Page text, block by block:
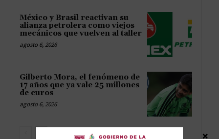
México y Brasil reactivan su
alianza petrolera como viejos
mecánicos que vuelven al taller
agosto 6, 2026
Gilberto Mora, el fenómeno de
17 años que ya vale 25 millones
de euros
agosto 6, 2026
×